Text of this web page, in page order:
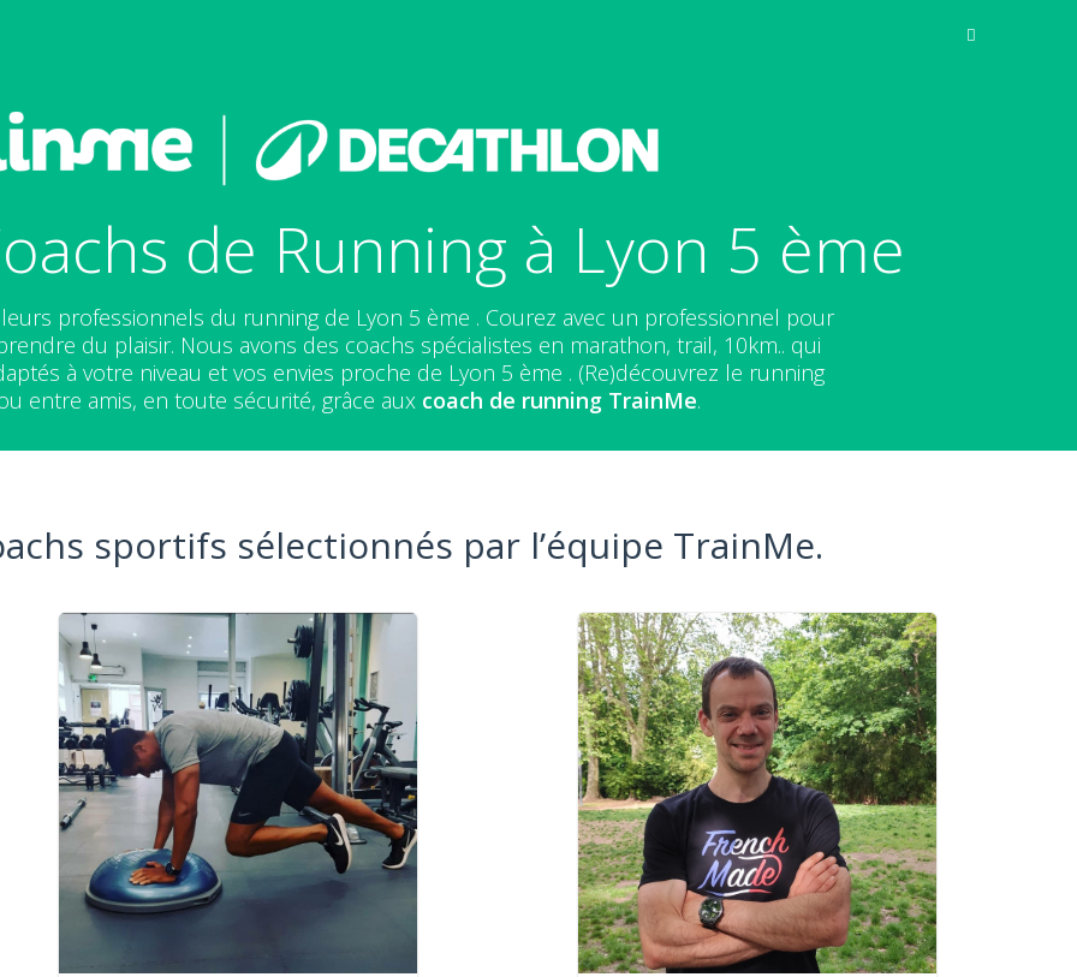
de Running à Lyon 5 ème
professionnels du running de Lyon 5 ème . Courez avec un professionnel pour
du plaisir. Nous avons des coachs spécialistes en marathon, trail, 10km.. qui
à votre niveau et vos envies proche de Lyon 5 ème . (Re)découvrez le running
entre amis, en toute sécurité, grâce aux coach de running TrainMe.
sportifs sélectionnés par l’équipe TrainMe.